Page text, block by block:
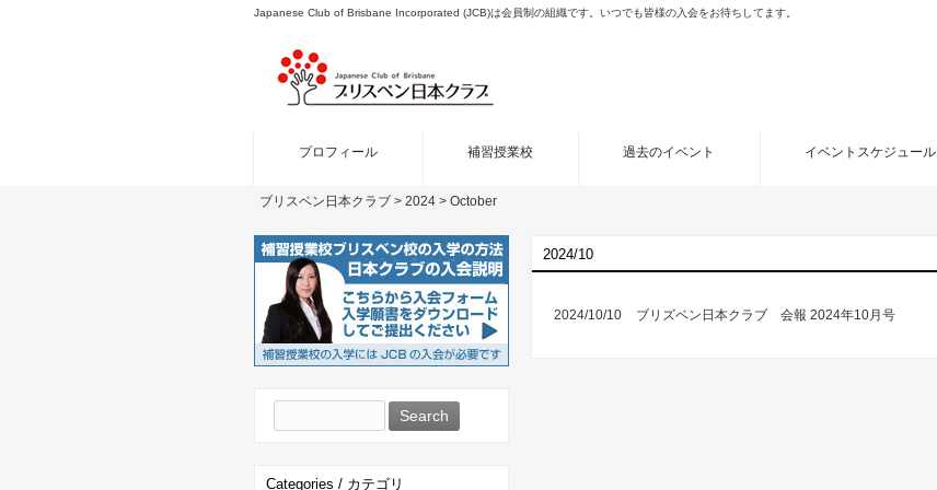
Japanese Club of Brisbane Incorporated (JCB)は会員制の組織です。いつでも皆様の入会をお待ちしてます。
プロフィール 補習授業校 過去のイベント イベントスケジュール
ブリスベン日本クラブ > 2024 > October
2024/10
2024/10/10 ブリズベン日本クラブ 会報 2024年10月号
for:
Categories / カテゴリ